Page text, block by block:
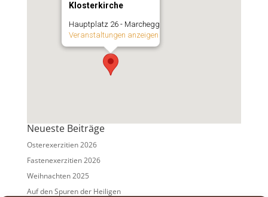
Klosterkirche
Hauptplatz 26 - Marchegg
Veranstaltungen anzeigen
Neueste Beiträge
Osterexerzitien 2026
Fastenexerzitien 2026
Weihnachten 2025
Auf den Spuren der Heiligen